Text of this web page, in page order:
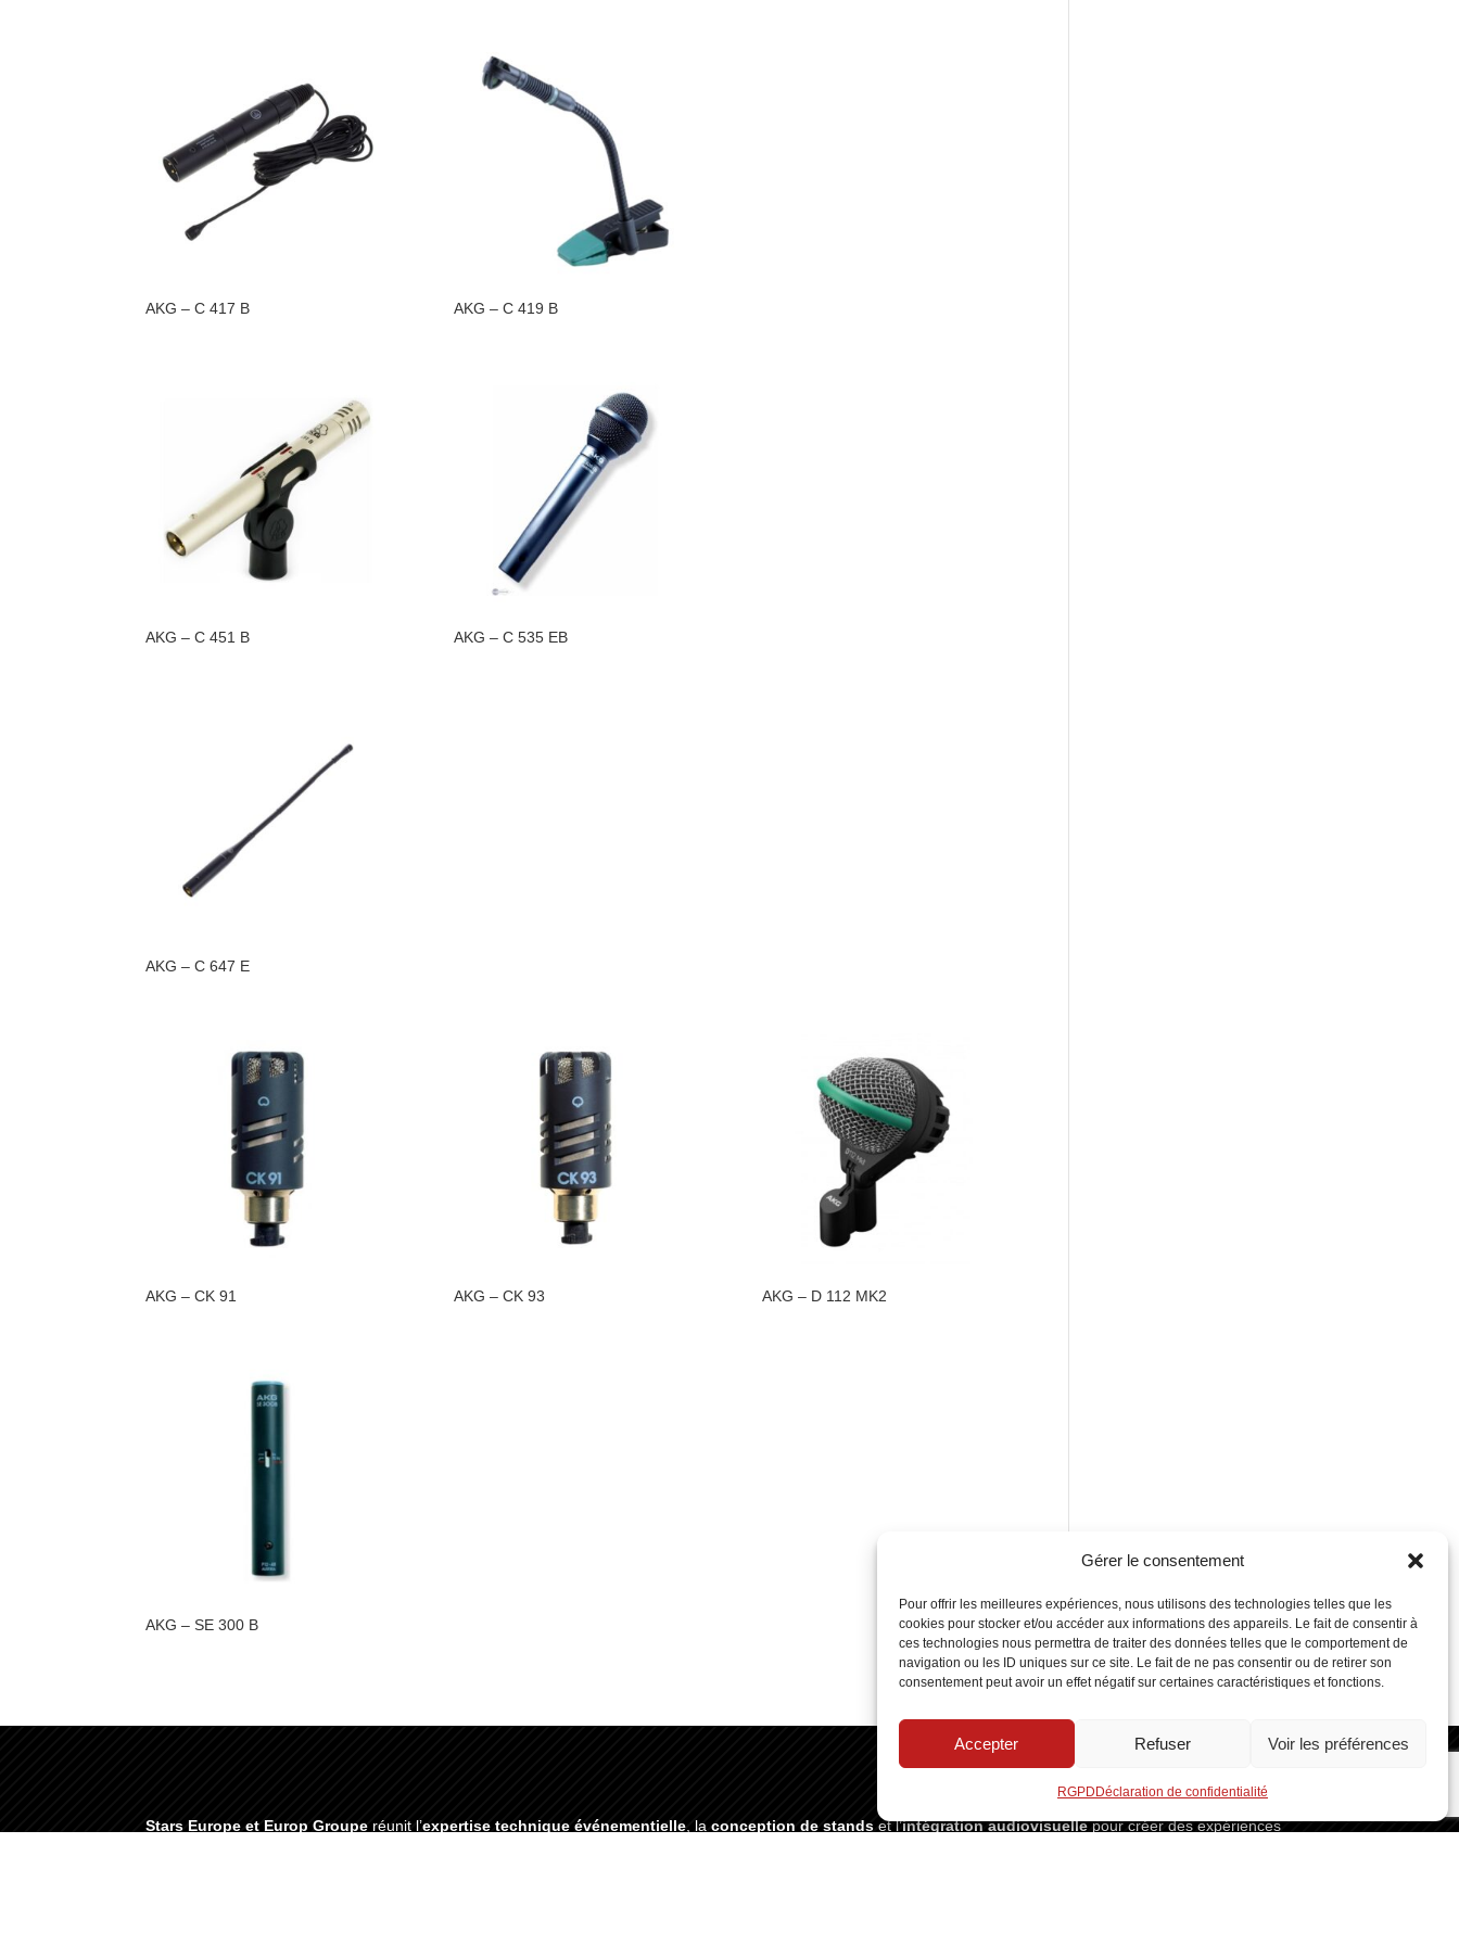
Gérer le consentement
Pour offrir les meilleures expériences, nous utilisons des technologies telles que les
cookies pour stocker et/ou accéder aux informations des appareils. Le fait de consentir à
ces technologies nous permettra de traiter des données telles que le comportement de
navigation ou les ID uniques sur ce site. Le fait de ne pas consentir ou de retirer son
consentement peut avoir un effet négatif sur certaines caractéristiques et fonctions.
Accepter Refuser Voir les préférences
RGPD Déclaration de confidentialité
AKG – C 417 B AKG – C 419 B
AKG – C 451 B AKG – C 535 EB
AKG – C 647 E
AKG – CK 91 AKG – CK 93 AKG – D 112 MK2
AKG – SE 300 B
Stars Europe et Europ Groupe réunit l’expertise technique événementielle , laconception de stands et l’intégration audiovisuellepour créer des expériences